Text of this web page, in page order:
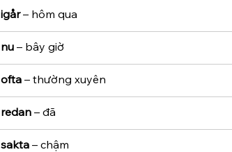
igår – hôm qua
nu – bây giờ
ofta – thường xuyên
redan – đã
sakta – chậm